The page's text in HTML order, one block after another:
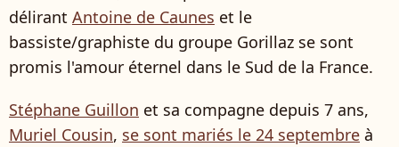
délirant Antoine de Caunes et le
bassiste/graphiste du groupe Gorillaz se sont
promis l'amour éternel dans le Sud de la France.
Stéphane Guillon et sa compagne depuis 7 ans,
Muriel Cousin, se sont mariés le 24 septembre à